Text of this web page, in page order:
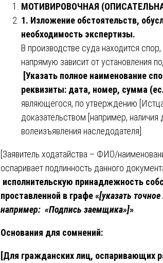
МОТИВИРОВОЧНАЯ
1. Изложение обстоятельств,
необходимость экспертизы.
В производстве суда находится
напрямую зависит от установления
[Указать полное наименование
реквизиты: дата, номер, сумма
являющегося, по утверждению
доказательством [например, наличия
волеизъявления наследодателя].
[Заявитель ходатайства – ФИО/
оспаривает подлинность данного
исполнительскую принадлежность
проставленной в графе «[указать
например: «Подпись заемщика»]»
Основания для сомнений:
[Для гражданских лиц, оспаривающих